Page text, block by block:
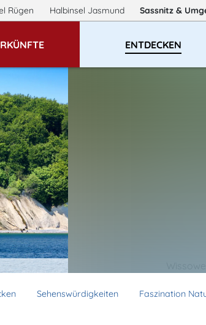
Rügen Halbinsel Jasmund Sassnitz &
ENTDECKEN
Sehenswürdigkeiten
Faszination